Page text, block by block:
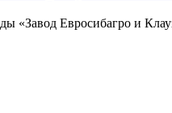
«Завод Евросибагро и